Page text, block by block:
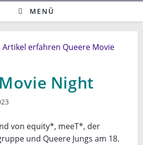
MENÜ
Night
von equity*, meeT*, der
und Queere Jungs am 18.